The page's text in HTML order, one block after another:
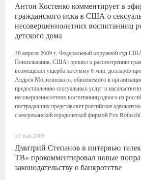
Антон Костенко комментирует в
гражданского иска в США о
несовершеннолетних воспитанниц
детского дома
30 апреля 2009 г. Федеральный окружной суд
Пенсильвания, США) принял к рассмотрению
возмещении ущерба на сумму 8 млн. долларов
Андрея Могилянского, обвиняемого в
предоставлению сексуальных услуг и
несовершеннолетних воспитанниц одного из
пострадавших представляет российское
с американской юридической фирмой Fox
27 мая 2009
Дмитрий Степанов в интервью
ТВ» прокомментировал новые
законодательству о банкротстве